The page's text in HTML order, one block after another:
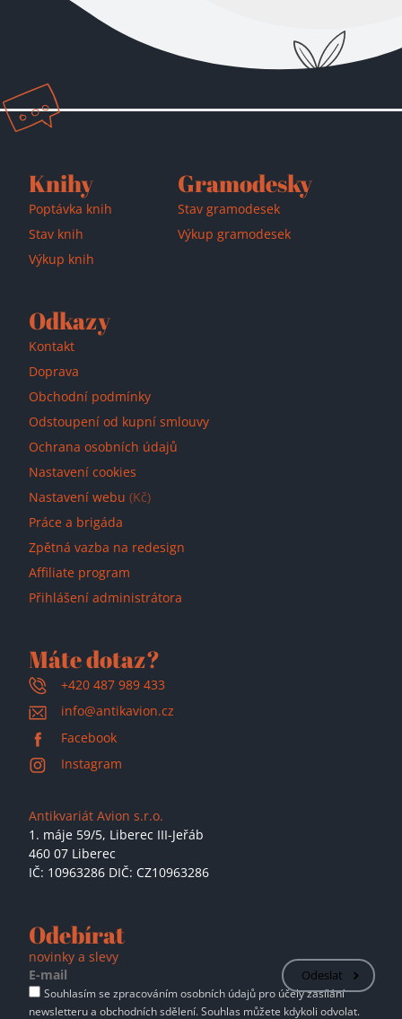
Přidáno do košíku!
Knihy
Poptávka knih
Stav knih
Výkup knih
Gramodesky
Stav gramodesek
Výkup gramodesek
Odkazy
Kontakt
Doprava
Obchodní podmínky
Odstoupení od kupní smlouvy
Ochrana osobních údajů
Nastavení cookies
Nastavení webu (Kč)
Práce a brigáda
Zpětná vazba na redesign
Affiliate program
Přihlášení administrátora
Máte dotaz?
+420 487 989 433
info@antikavion.cz
Facebook
Instagram
Antikvariát Avion s.r.o.
1. máje 59/5, Liberec III-Jeřáb
460 07 Liberec
IČ: 10963286 DIČ: CZ10963286
Odebírat
novinky a slevy
Odeslat
Souhlasím se zpracováním osobních údajů pro účely zasílání
newsletteru a obchodních sdělení. Souhlas můžete kdykoli odvolat.